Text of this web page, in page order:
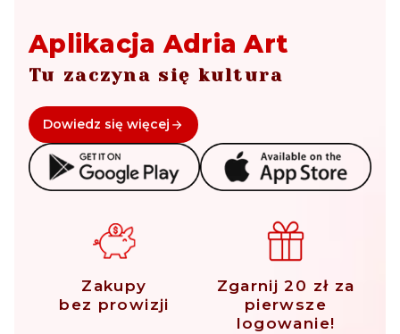
Aplikacja Adria Art
Tu zaczyna się kultura
Dowiedz się więcej
Zakupy
bez prowizji
Zgarnij 20 zł za
pierwsze
logowanie!